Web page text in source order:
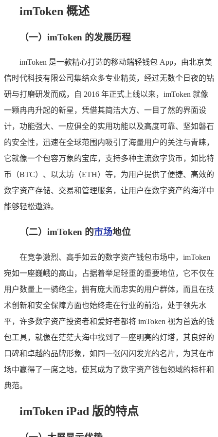
imToken 概述
（一）imToken 的发展历程
imToken 是一款精心打造的移动端轻钱包 App，由北京美
信时代科技有限公司集结众多专业精英，经过无数个日夜的钻
研与打磨研发而成，自 2016 年正式上线以来，imToken 就像
一颗冉冉升起的新星，凭借其简洁大方、一目了然的界面设
计，功能强大、一应俱全的实用功能以及高度可靠、坚如磐石
的安全性，迅速在全球范围内吸引了海量用户的关注与青睐，
它就像一个包容万象的宝库，支持多种主流数字货币，如比特
币（BTC）、以太坊（ETH）等，为用户提供了便捷、高效的
数字资产存储、交易和管理服务，让用户在数字资产的海洋中
能够轻松遨游。
（二）imToken 的市场地位
在竞争激烈、高手如云的数字资产钱包市场中，imToken
宛如一座巍峨的高山，占据着举足轻重的重要地位，它不仅在
用户数量上一骑绝尘，拥有庞大而忠实的用户群体，而且在技
术创新和安全保障方面也始终走在行业的前沿，处于领先水
平，许多数字资产投资者和爱好者都将 imToken 视为首选的钱
包工具，就像在茫茫大海中找到了一座明亮的灯塔，其良好的
口碑和卓越的品牌形象，如同一张闪闪发光的名片，为其在市
场中赢得了一席之地，使其成为了数字资产钱包领域的标杆和
典范。
imToken iPad 版的特点